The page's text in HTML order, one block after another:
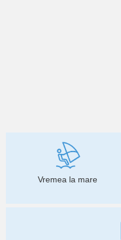
Vremea la mare